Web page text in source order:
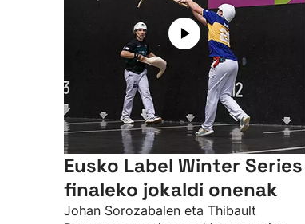
Eusko Label Winter Series
finaleko jokaldi onenak
Johan Sorozabalen eta Thibault